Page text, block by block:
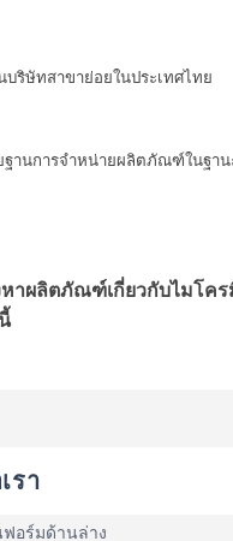
บริษัทสาขาย่อยในประเทศไทย
านการจำหน่ายผลิตภัณฑ์ในฐา
ผลิตภัณฑ์เกี่ยวกับไมโคร
รา
อร์มด้านล่าง